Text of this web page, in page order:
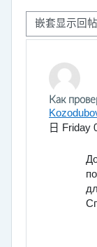
显示模式
Как
日 Friday
回帖数：1